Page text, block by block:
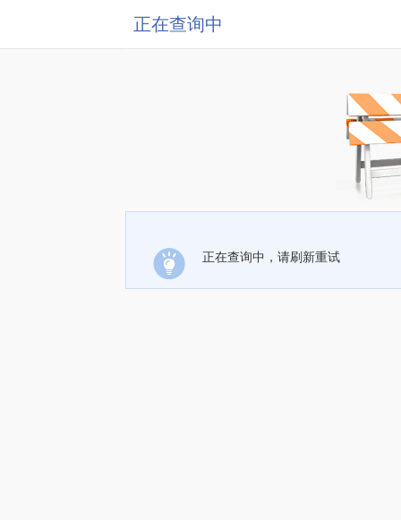
正在查询中
正在查询中，请刷新重试